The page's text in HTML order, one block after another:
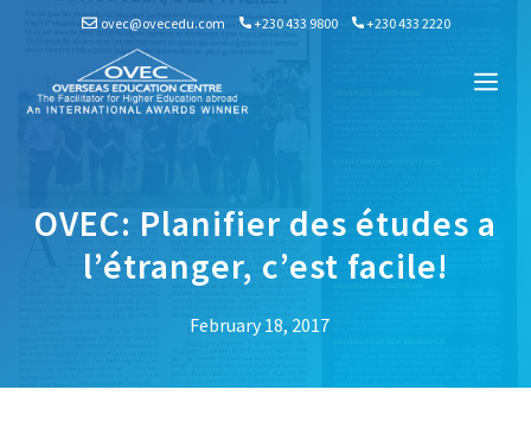
ovec@ovecedu.com +230 433 9800 +230 433 2220
OVEC: Planifier des études a
l’étranger, c’est facile!
February 18, 2017